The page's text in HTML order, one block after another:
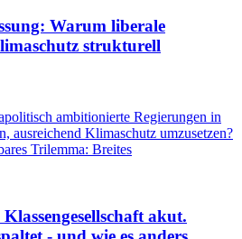
Warum liberale
strukturell
ambitionierte Regierungen in
ausreichend Klimaschutz umzusetzen?
Trilemma: Breites
akut.